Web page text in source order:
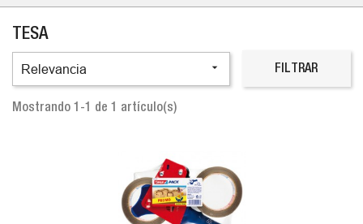
TESA
Relevancia  FILTRAR
Mostrando 1-1 de 1 artículo(s)